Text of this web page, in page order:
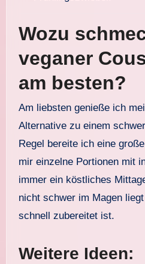
Wozu
veganer
am besten?
Am liebsten genieße ich
Alternative zu einem
Regel bereite ich eine
mir einzelne Portionen mit
immer ein köstliches
nicht schwer im Magen
schnell zubereitet ist.
Weitere Ideen: